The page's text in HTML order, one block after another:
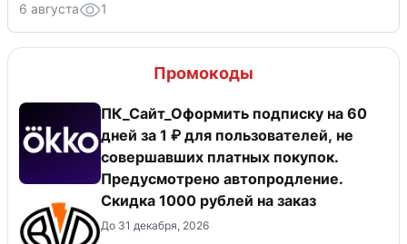
6 августа 1
Промокоды
ПК_Сайт_Оформить подписку на 60
дней за 1 ₽ для пользователей, не
совершавших платных покупок.
Предусмотрено автопродление.
Скидка 1000 рублей на заказ
До 31 декабря, 2026